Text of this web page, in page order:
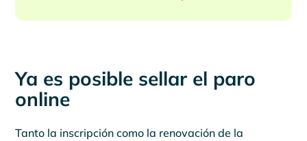
Ya es posible sellar el paro
online
Tanto la inscripción como la renovación de la